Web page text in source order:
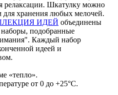
релаксации. Шкатулку можно
для хранения любых мелочей.
ИДЕЙ объединены
подобранные
Каждый набор
идеей и
«тепло».
от 0 до +25°C.